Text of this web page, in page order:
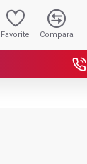
Favorite Compara